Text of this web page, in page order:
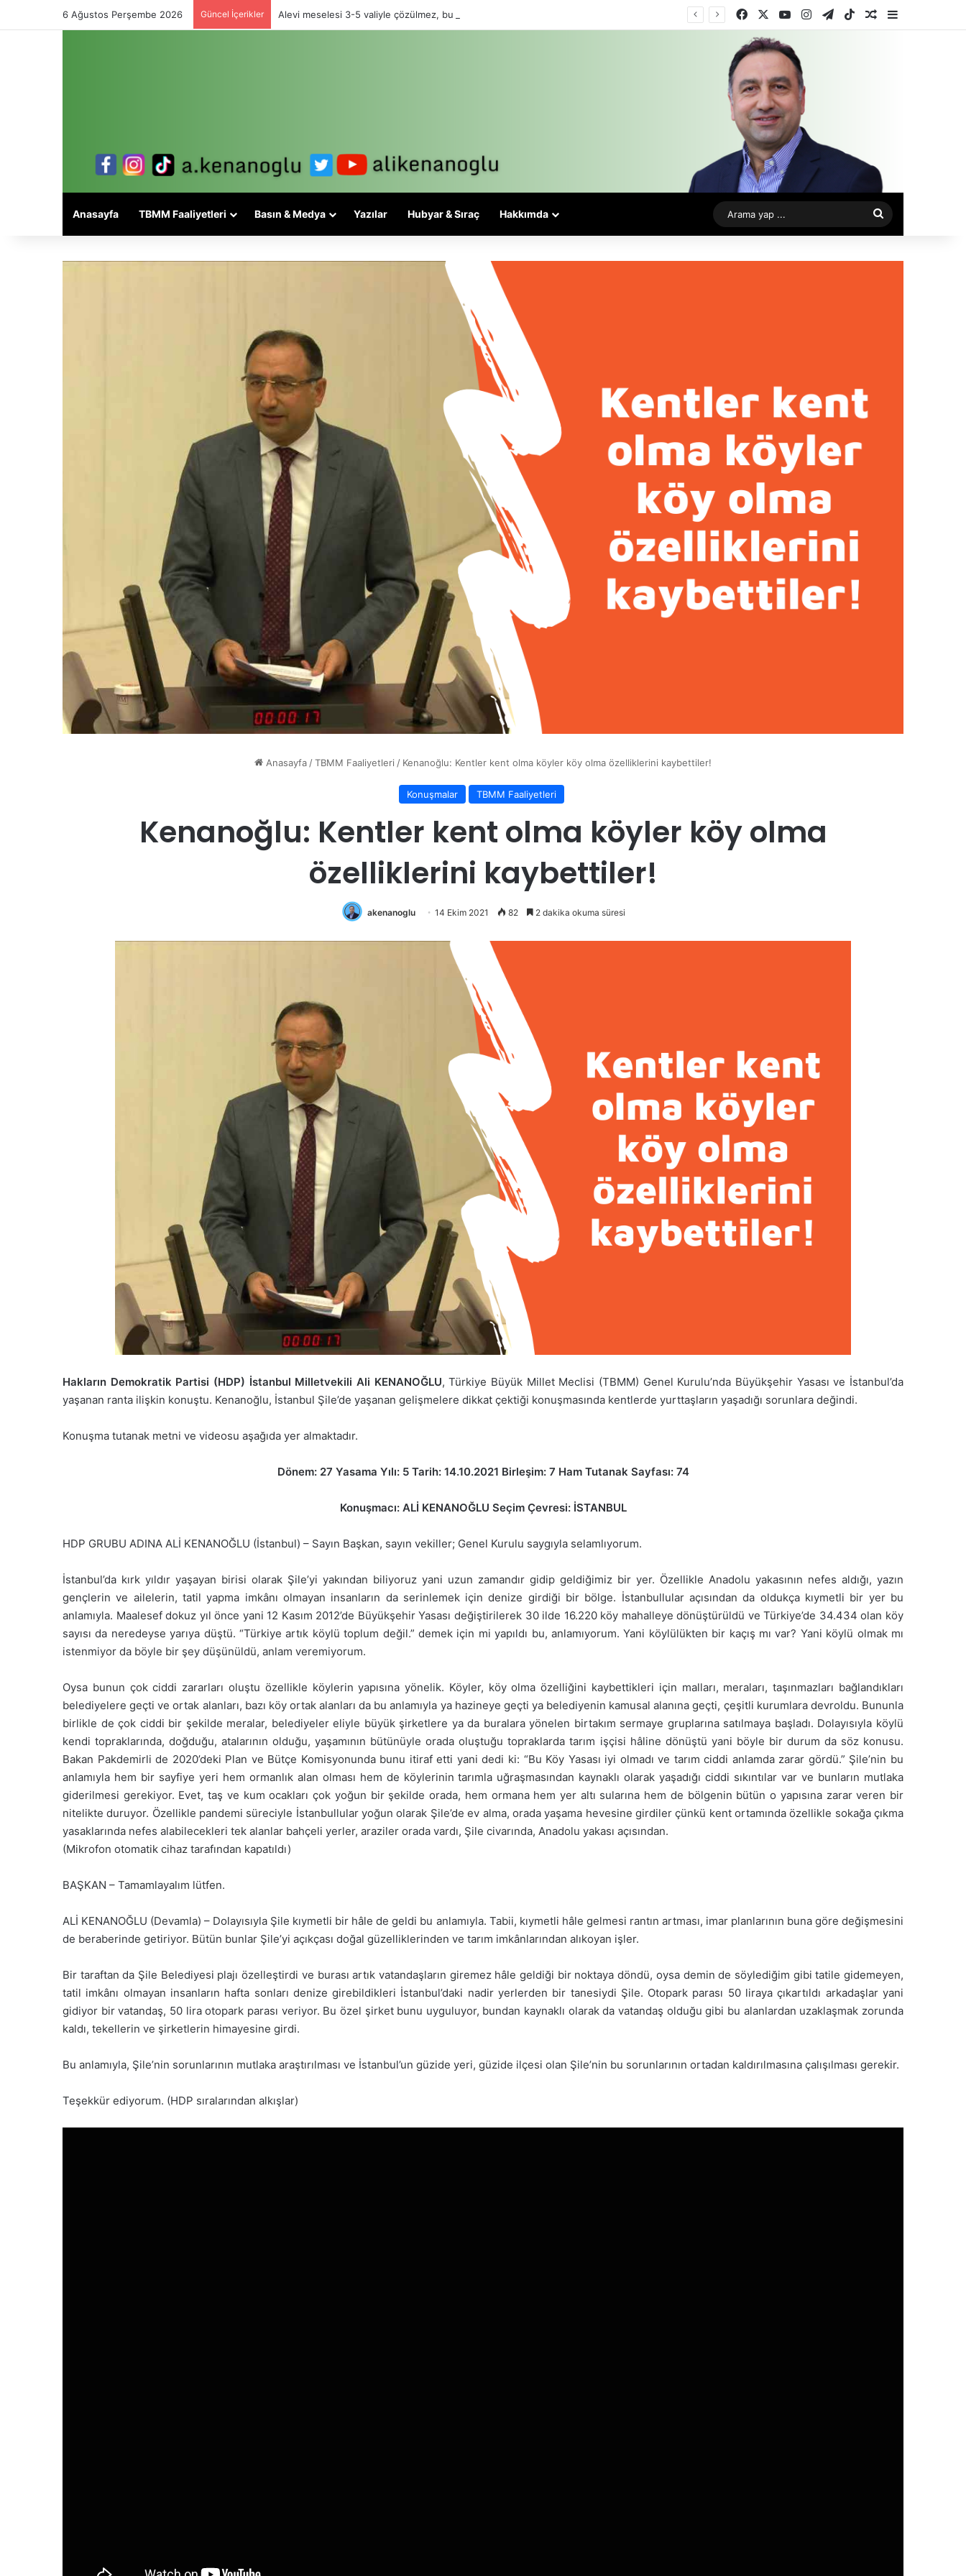
6 Ağustos Perşembe 2026 Güncel İçerikler Alevi meselesi 3-5 valiyle çözülmez, bu bir eşit yurttaşlık sorunudur! FacebookYouTubeInstagram
TelegramTikTokRastgele Makale
Kenar
Anasayfa TBMM Faaliyetleri Basın & Medya Yazılar Hubyar & Sıraç Hakkımda
Arama
yap
...
Anasayfa /TBMM Faaliyetleri / Kenanoğlu: Kentler kent olma köyler köy olma özelliklerini kaybettiler!
Konuşmalar TBMM Faaliyetleri
Kenanoğlu: Kentler kent olma köyler köy olma
özelliklerini kaybettiler!
akenanoglu 14 Ekim 2021 82 2 dakika okuma süresi
Hakların Demokratik Partisi (HDP) İstanbul Milletvekili Ali KENANOĞLU, Türkiye Büyük Millet Meclisi (TBMM) Genel Kurulu’nda Büyükşehir Yasası ve İstanbul’da
yaşanan ranta ilişkin konuştu. Kenanoğlu, İstanbul Şile’de yaşanan gelişmelere dikkat çektiği konuşmasında kentlerde yurttaşların yaşadığı sorunlara değindi.
Konuşma tutanak metni ve videosu aşağıda yer almaktadır.
Dönem: 27 Yasama Yılı: 5 Tarih: 14.10.2021 Birleşim: 7 Ham Tutanak Sayfası: 74
Konuşmacı: ALİ KENANOĞLU Seçim Çevresi: İSTANBUL
HDP GRUBU ADINA ALİ KENANOĞLU (İstanbul) – Sayın Başkan, sayın vekiller; Genel Kurulu saygıyla selamlıyorum.
İstanbul’da kırk yıldır yaşayan birisi olarak Şile’yi yakından biliyoruz yani uzun zamandır gidip geldiğimiz bir yer. Özellikle Anadolu yakasının nefes aldığı, yazın
gençlerin ve ailelerin, tatil yapma imkânı olmayan insanların da serinlemek için denize girdiği bir bölge. İstanbullular açısından da oldukça kıymetli bir yer bu
anlamıyla. Maalesef dokuz yıl önce yani 12 Kasım 2012’de Büyükşehir Yasası değiştirilerek 30 ilde 16.220 köy mahalleye dönüştürüldü ve Türkiye’de 34.434 olan köy
sayısı da neredeyse yarıya düştü. “Türkiye artık köylü toplum değil.” demek için mi yapıldı bu, anlamıyorum. Yani köylülükten bir kaçış mı var? Yani köylü olmak mı
istenmiyor da böyle bir şey düşünüldü, anlam veremiyorum.
Oysa bunun çok ciddi zararları oluştu özellikle köylerin yapısına yönelik. Köyler, köy olma özelliğini kaybettikleri için malları, meraları, taşınmazları bağlandıkları
belediyelere geçti ve ortak alanları, bazı köy ortak alanları da bu anlamıyla ya hazineye geçti ya belediyenin kamusal alanına geçti, çeşitli kurumlara devroldu. Bununla
birlikle de çok ciddi bir şekilde meralar, belediyeler eliyle büyük şirketlere ya da buralara yönelen birtakım sermaye gruplarına satılmaya başladı. Dolayısıyla köylü
kendi topraklarında, doğduğu, atalarının olduğu, yaşamının bütünüyle orada oluştuğu topraklarda tarım işçisi hâline dönüştü yani böyle bir durum da söz konusu.
Bakan Pakdemirli de 2020’deki Plan ve Bütçe Komisyonunda bunu itiraf etti yani dedi ki: “Bu Köy Yasası iyi olmadı ve tarım ciddi anlamda zarar gördü.” Şile’nin bu
anlamıyla hem bir sayfiye yeri hem ormanlık alan olması hem de köylerinin tarımla uğraşmasından kaynaklı olarak yaşadığı ciddi sıkıntılar var ve bunların mutlaka
giderilmesi gerekiyor. Evet, taş ve kum ocakları çok yoğun bir şekilde orada, hem ormana hem yer altı sularına hem de bölgenin bütün o yapısına zarar veren bir
nitelikte duruyor. Özellikle pandemi süreciyle İstanbullular yoğun olarak Şile’de ev alma, orada yaşama hevesine girdiler çünkü kent ortamında özellikle sokağa çıkma
yasaklarında nefes alabilecekleri tek alanlar bahçeli yerler, araziler orada vardı, Şile civarında, Anadolu yakası açısından.
(Mikrofon otomatik cihaz tarafından kapatıldı)
BAŞKAN – Tamamlayalım lütfen.
ALİ KENANOĞLU (Devamla) – Dolayısıyla Şile kıymetli bir hâle de geldi bu anlamıyla. Tabii, kıymetli hâle gelmesi rantın artması, imar planlarının buna göre değişmesini
de beraberinde getiriyor. Bütün bunlar Şile’yi açıkçası doğal güzelliklerinden ve tarım imkânlarından alıkoyan işler.
Bir taraftan da Şile Belediyesi plajı özelleştirdi ve burası artık vatandaşların giremez hâle geldiği bir noktaya döndü, oysa demin de söylediğim gibi tatile gidemeyen,
tatil imkânı olmayan insanların hafta sonları denize girebildikleri İstanbul’daki nadir yerlerden bir tanesiydi Şile. Otopark parası 50 liraya çıkartıldı arkadaşlar yani
gidiyor bir vatandaş, 50 lira otopark parası veriyor. Bu özel şirket bunu uyguluyor, bundan kaynaklı olarak da vatandaş olduğu gibi bu alanlardan uzaklaşmak zorunda
kaldı, tekellerin ve şirketlerin himayesine girdi.
Bu anlamıyla, Şile’nin sorunlarının mutlaka araştırılması ve İstanbul’un güzide yeri, güzide ilçesi olan Şile’nin bu sorunlarının ortadan kaldırılmasına çalışılması gerekir.
Teşekkür ediyorum. (HDP sıralarından alkışlar)